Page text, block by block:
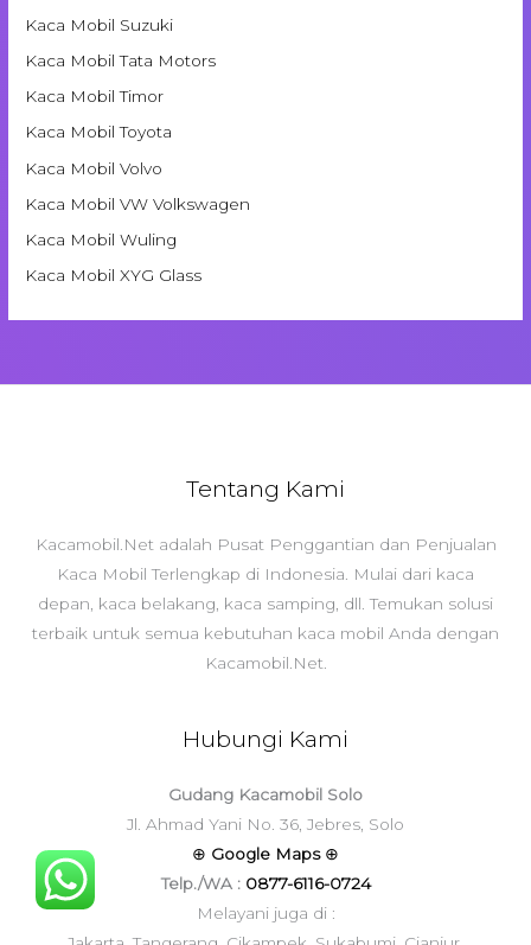
Kaca Mobil Suzuki
Kaca Mobil Tata Motors
Kaca Mobil Timor
Kaca Mobil Toyota
Kaca Mobil Volvo
Kaca Mobil VW Volkswagen
Kaca Mobil Wuling
Kaca Mobil XYG Glass
Tentang Kami
Kacamobil.Net adalah Pusat Penggantian dan Penjualan
Kaca Mobil Terlengkap di Indonesia. Mulai dari kaca
depan, kaca belakang, kaca samping, dll. Temukan solusi
terbaik untuk semua kebutuhan kaca mobil Anda dengan
Kacamobil.Net.
Hubungi Kami
Gudang Kacamobil Solo
Jl. Ahmad Yani No. 36, Jebres, Solo
⊕ Google Maps ⊕
Telp./WA : 0877-6116-0724
Melayani juga di :